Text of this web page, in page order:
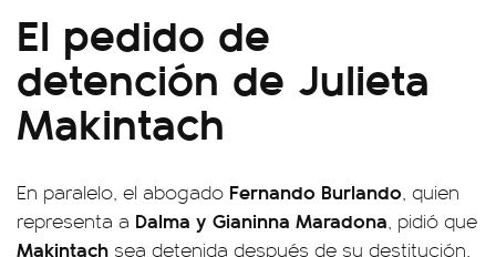
El pedido de
detención de Julieta
Makintach
En paralelo, el abogado Fernando Burlando, quien
representa a Dalma y Gianinna Maradona, pidió que
Makintach sea detenida después de su destitución.